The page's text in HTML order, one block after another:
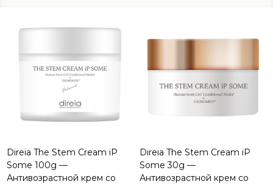
Direia The Stem Cream iP
Some 100g —
Антивозрастной крем со
Direia The Stem Cream iP
Some 30g —
Антивозрастной крем со